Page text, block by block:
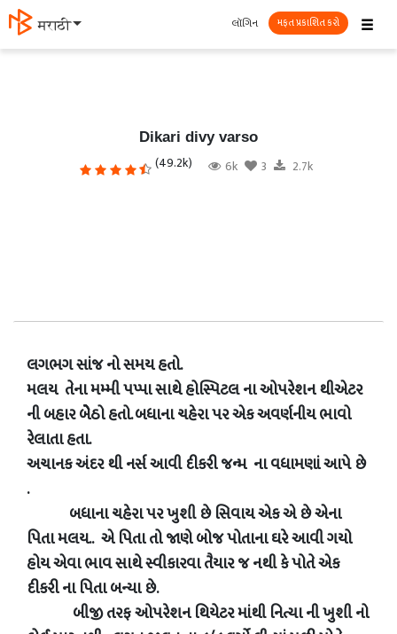
मराठी ☰
લૉગિન મફત પ્રકાશિત કરો
Dikari divy varso
(49.2k) 6k 3 2.7k
લગભગ સાંજ નો સમય હતો.
મલય તેના મમ્મી પપ્પા સાથે હોસ્પિટલ ના ઓપરેશન થીએટર
ની બહાર બેેેેઠો હતો. બધાના ચહેરા પર એક અવર્ણનીય ભાવો
રેલાતા હતા.
અચાનક અંદર થી નર્સ આવી દીકરી જન્મ ના વધામણાં આપે છે
.
બધાના ચહેરા પર ખુશી છે સિવાય એક એ છે એના
પિતા મલય.. એ પિતા તો જાણે બોજ પોતાના ઘરે આવી ગયો
હોય એવા ભાવ સાથે સ્વીકારવા તૈયાર જ નથી કે પોતે એક
દીકરી ના પિતા બન્યા છે.
બીજી તરફ ઓપરેશન થિયેટર માંથી નિત્યા ની ખુશી નો